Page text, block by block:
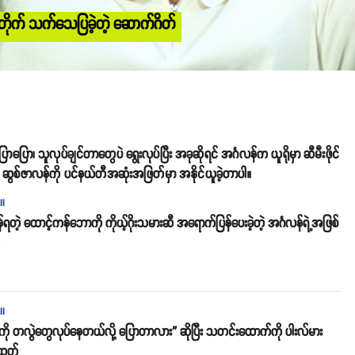
က် သက်သေပြခဲ့တဲ့ ဆောက်ဂိတ်
ြော၊ သူလုပ်ချင်တာတွေပဲ ရွေးလုပ်ပြီး အခုဆိုရင် အင်္ဂလန်က ယူရိုမှာ ဆီမီးဖိုင်
စ်ဇာလန်ကို ပင်နယ်တီအဆုံးအဖြတ်မှာ အနိုင်ယူခဲ့တာပါ။
ထောင့်ကန်ဘောကို ကိုယ့်ဂိုးသမားဆီ အရောက်ပြန်ပေးခဲ့တဲ့ အင်္ဂလန်ရဲ့အဖြစ်
ကို တလွဲတွေလုပ်နေတယ်လို့ ပြောတာလား” ဆိုပြီး သတင်းထောက်ကို ပါးလ်မား